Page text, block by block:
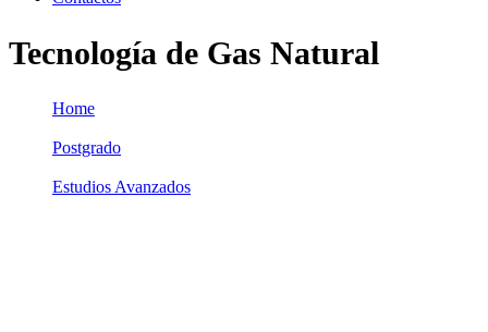
Tecnología de Gas Natural
Home
Postgrado
Estudios Avanzados